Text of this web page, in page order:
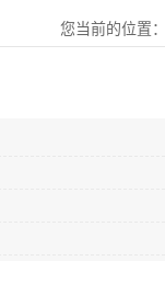
您当前的位置：